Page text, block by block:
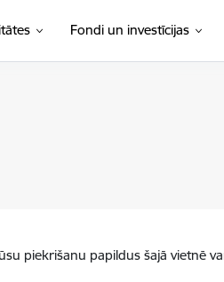
Fondi un investīcijas
piekrišanu papildus šajā vietnē